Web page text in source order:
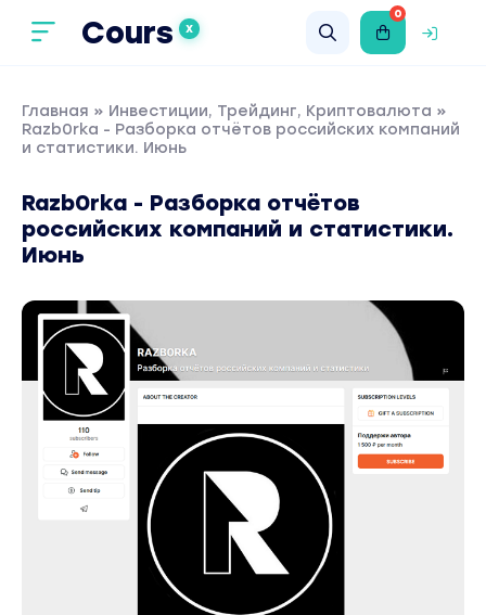
Cours X
0
Главная » Инвестиции, Трейдинг, Криптовалюта »
Razb0rka - Разборка отчётов российских компаний
и статистики. Июнь
Razb0rka - Разборка отчётов
российских компаний и статистики.
Июнь